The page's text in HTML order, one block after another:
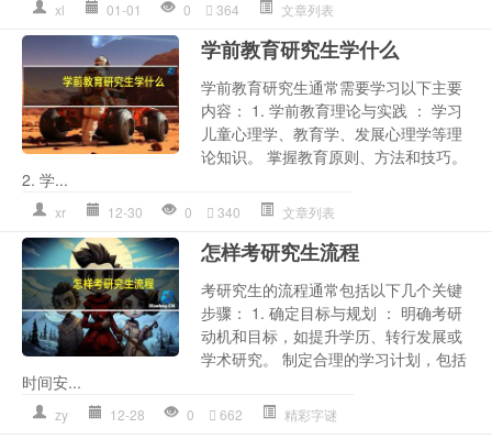
xl 01-01 0 364 文章列表
学前教育研究生学什么
学前教育研究生通常需要学习以下主要
内容： 1. 学前教育理论与实践 ： 学习
儿童心理学、教育学、发展心理学等理
论知识。 掌握教育原则、方法和技巧。
2. 学...
xr 12-30 0 340 文章列表
怎样考研究生流程
考研究生的流程通常包括以下几个关键
步骤： 1. 确定目标与规划 ： 明确考研
动机和目标，如提升学历、转行发展或
学术研究。 制定合理的学习计划，包括
时间安...
zy 12-28 0 662 精彩字谜